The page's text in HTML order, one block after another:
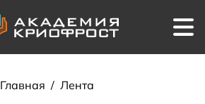
Главная / Лента